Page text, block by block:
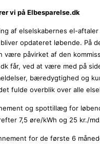
vi på Elbesparelse.dk
af elselskabernes el-
opdateret løbende. På
være påvirket af den
får, ved at være med på
bæredygtighed og
fulde overblik over alle
og spottillæg for
7,5 øre/kWh og 25 kr./
for de første 6